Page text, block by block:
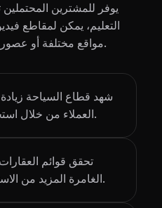
يوفر للمشترين
مواقع مختلفة أو عصور تاريخية، مما يعزز التعلم والتفاعل.
شهد قطاع السياحة
العملاء من خلال استخدام مقاطع فيديو 360 الغامرة.
الغامرة المزيد من الاستفسارات واحتمالًا أكبر للتحويل.